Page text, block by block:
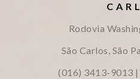
Rodovia
São Carlos, São
(016) 3413-9013